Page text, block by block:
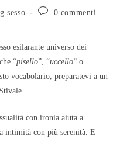
sesso 0 commenti
esilarante universo dei
“pisello”, “uccello” o
vocabolario, preparatevi a un
con ironia aiuta a
intimità con più serenità. E